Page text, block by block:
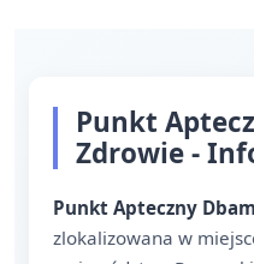
Punkt
Zdrowie -
Punkt Apteczny
zlokalizowana w